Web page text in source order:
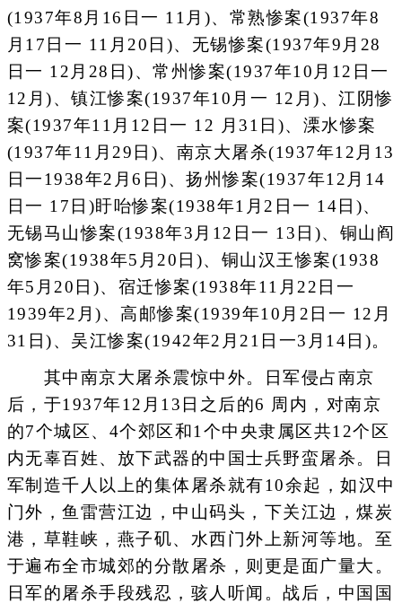
(1937年8月16日一 11月)、常熟惨案(1937年8
月17日一 11月20日)、无锡惨案(1937年9月28
日一 12月28日)、常州惨案(1937年10月12日一
12月)、镇江惨案(1937年10月一 12月)、江阴惨
案(1937年11月12日一 12 月31日)、溧水惨案
(1937年11月29日)、南京大屠杀(1937年12月13
日一1938年2月6日)、扬州惨案(1937年12月14
日一 17日)盱咍惨案(1938年1月2日一 14日)、
无锡马山惨案(1938年3月12日一 13日)、铜山阎
窝惨案(1938年5月20日)、铜山汉王惨案(1938
年5月20日)、宿迁惨案(1938年11月22日一
1939年2月)、高邮惨案(1939年10月2日一 12月
31日)、吴江惨案(1942年2月21日一3月14日)。
其中南京大屠杀震惊中外。日军侵占南京
后，于1937年12月13日之后的6 周内，对南京
的7个城区、4个郊区和1个中央隶属区共12个区
内无辜百姓、放下武器的中国士兵野蛮屠杀。日
军制造千人以上的集体屠杀就有10余起，如汉中
门外，鱼雷营江边，中山码头，下关江边，煤炭
港，草鞋峡，燕子矶、水西门外上新河等地。至
于遍布全市城郊的分散屠杀，则更是面广量大。
日军的屠杀手段残忍，骇人听闻。战后，中国国